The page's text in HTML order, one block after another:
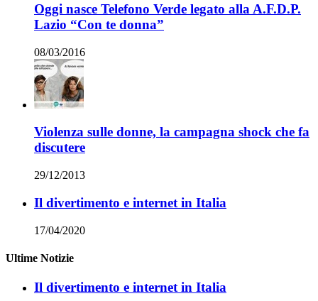
Oggi nasce Telefono Verde legato alla A.F.D.P.
Lazio “Con te donna”
08/03/2016
Violenza sulle donne, la campagna shock che fa
discutere
29/12/2013
Il divertimento e internet in Italia
17/04/2020
Ultime Notizie
Il divertimento e internet in Italia